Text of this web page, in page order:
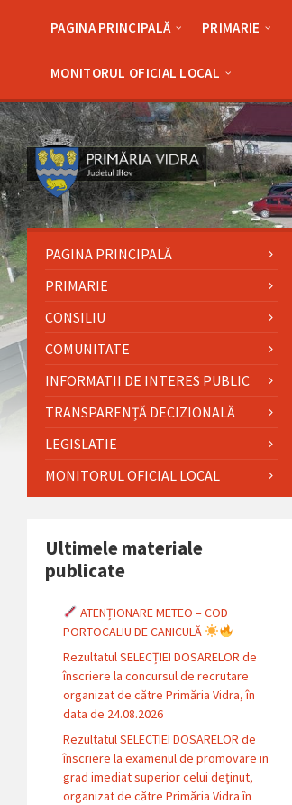
PAGINA PRINCIPALĂ PRIMARIE
MONITORUL OFICIAL LOCAL
PAGINA PRINCIPALĂ
PRIMARIE
CONSILIU
COMUNITATE
INFORMATII DE INTERES PUBLIC
TRANSPARENȚĂ DECIZIONALĂ
LEGISLATIE
MONITORUL OFICIAL LOCAL
Ultimele materiale
publicate
ATENȚIONARE METEO – COD
PORTOCALIU DE CANICULĂ
Rezultatul SELECȚIEI DOSARELOR de
înscriere la concursul de recrutare
organizat de către Primăria Vidra, în
data de 24.08.2026
Rezultatul SELECTIEI DOSARELOR de
înscriere la examenul de promovare in
grad imediat superior celui deținut,
organizat de către Primăria Vidra în